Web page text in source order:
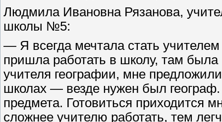
Людмила Ивановна Рязанова,
школы №5:
— Я всегда мечтала стать учителем
пришла работать в школу, там
учителя географии, мне
школах — везде нужен был
предмета. Готовиться приходится
сложнее учителю работать, тем